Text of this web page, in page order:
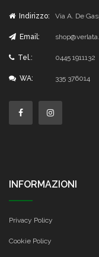
Indirizzo: Via A. De
Email:
Tel.: 0445 1911132
WA: 335 376014
INFORMAZIONI
Privacy Policy
Cookie Policy